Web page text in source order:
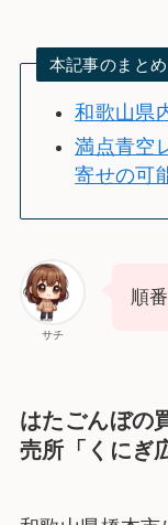
本記事のまと
和歌山県
満点青空
寄せの可
サチ
順
はたごんぼの
売所「くにぎ